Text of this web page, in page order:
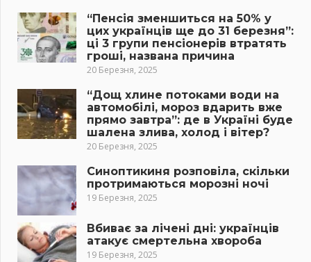
“Пенсія зменшиться на 50% у
цих українців ще до 31 березня”:
ці 3 групи пенсіонерів втратять
гроші, названа причина
20 Березня, 2025
“Дощ хлине потоками води на
автомобілі, мороз вдарить вже
прямо завтра”: де в Україні буде
шалена злива, холод і вітер?
20 Березня, 2025
Синоптикиня розповіла, скільки
протримаються морозні ночі
19 Березня, 2025
Вбиває за лічені дні: українців
атакує смертельна хвороба
19 Березня, 2025